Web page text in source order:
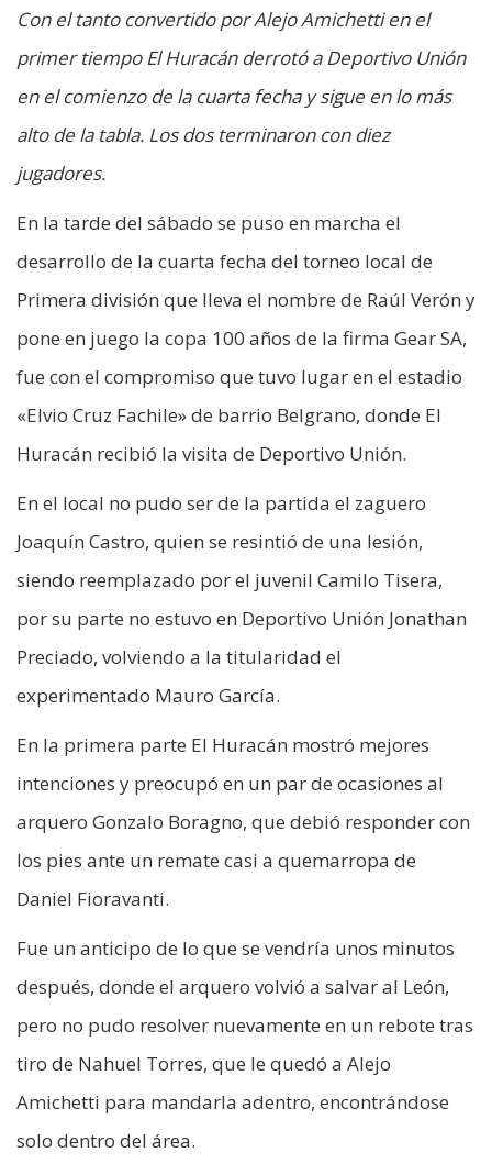
Con el tanto convertido por Alejo Amichetti en el
primer tiempo El Huracán derrotó a Deportivo Unión
en el comienzo de la cuarta fecha y sigue en lo más
alto de la tabla. Los dos terminaron con diez
jugadores.
En la tarde del sábado se puso en marcha el
desarrollo de la cuarta fecha del torneo local de
Primera división que lleva el nombre de Raúl Verón y
pone en juego la copa 100 años de la firma Gear SA,
fue con el compromiso que tuvo lugar en el estadio
«Elvio Cruz Fachile» de barrio Belgrano, donde El
Huracán recibió la visita de Deportivo Unión.
En el local no pudo ser de la partida el zaguero
Joaquín Castro, quien se resintió de una lesión,
siendo reemplazado por el juvenil Camilo Tisera,
por su parte no estuvo en Deportivo Unión Jonathan
Preciado, volviendo a la titularidad el
experimentado Mauro García.
En la primera parte El Huracán mostró mejores
intenciones y preocupó en un par de ocasiones al
arquero Gonzalo Boragno, que debió responder con
los pies ante un remate casi a quemarropa de
Daniel Fioravanti.
Fue un anticipo de lo que se vendría unos minutos
después, donde el arquero volvió a salvar al León,
pero no pudo resolver nuevamente en un rebote tras
tiro de Nahuel Torres, que le quedó a Alejo
Amichetti para mandarla adentro, encontrándose
solo dentro del área.